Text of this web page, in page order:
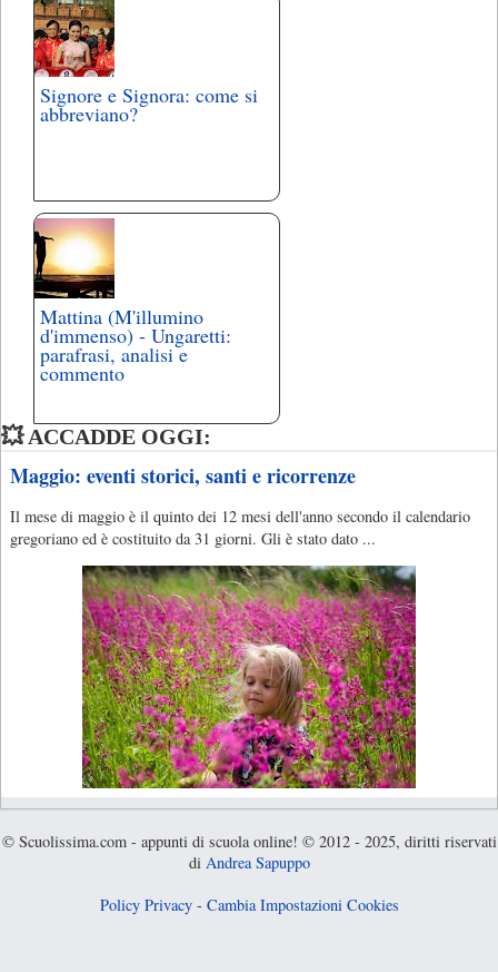
Signore e Signora: come si
abbreviano?
Mattina (M'illumino
d'immenso) - Ungaretti:
parafrasi, analisi e
commento
💥 ACCADDE OGGI:
Maggio: eventi storici, santi e ricorrenze
Il mese di maggio è il quinto dei 12 mesi dell'anno secondo il calendario
gregoriano ed è costituito da 31 giorni. Gli è stato dato ...
© Scuolissima.com - appunti di scuola online! © 2012 - 2025, diritti riservati
di Andrea Sapuppo
Policy Privacy- Cambia Impostazioni Cookies